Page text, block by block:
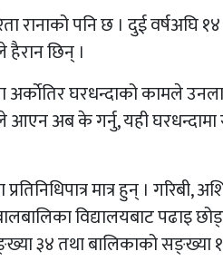
रानाको पनि छ । दुई वर्षअघि
छिन् ।
अर्काेतिर घरधन्दाको कामले
अब के गर्नु, यही घरधन्दामा
मात्र हुन् । गरिबी,
विद्यालयबाट पढाइ
३४ तथा बालिकाको सङ्ख्या